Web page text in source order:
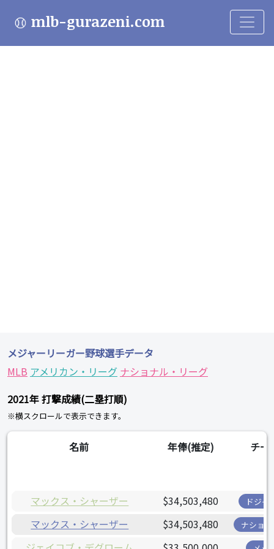
mlb-gurazeni.com
メジャーリーガー野球選手データ
MLB アメリカン・リーグ ナショナル・リーグ
2021年 打撃成績(二塁打順)
※横スクロールで表示できます。
名前 年俸(推定) チー
マックス・シャーザー $34,503,480 ドジャ
マックス・シャーザー $34,503,480 ナショ